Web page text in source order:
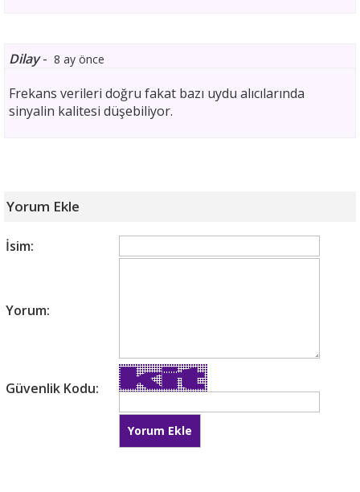
Dilay- 8 ay önce
Frekans verileri doğru fakat bazı uydu alıcılarında
sinyalin kalitesi düşebiliyor.
Yorum Ekle
İsim:
Yorum:
Güvenlik Kodu: